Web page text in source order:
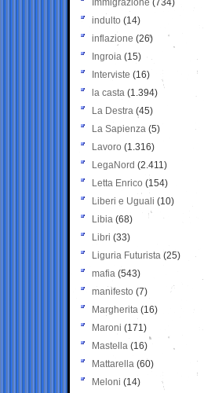
Immigrazione (734)
indulto (14)
inflazione (26)
Ingroia (15)
Interviste (16)
la casta (1.394)
La Destra (45)
La Sapienza (5)
Lavoro (1.316)
LegaNord (2.411)
Letta Enrico (154)
Liberi e Uguali (10)
Libia (68)
Libri (33)
Liguria Futurista (25)
mafia (543)
manifesto (7)
Margherita (16)
Maroni (171)
Mastella (16)
Mattarella (60)
Meloni (14)